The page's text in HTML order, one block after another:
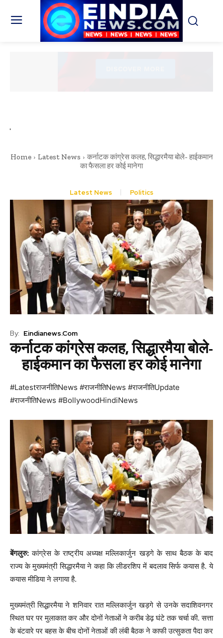
Home Latest News
कर्नाटक कांग्रेस कलह, सिद्धारमैया बोले- हाईकमान
का फैसला हर कोई मानेगा
Latest News Politics
By: Eindianews.com
कर्नाटक कांग्रेस कलह, सिद्धारमैया बोले-
हाईकमान का फैसला हर कोई मानेगा
#LatestराजनीतिNews #राजनीतिNews #राजनीतिUpdate
#राजनीतिNews #BollywoodHindiNews
बेंगलुरु: कांग्रेस के राष्ट्रीय अध्यक्ष मल्लिकार्जुन खड़गे के साथ बैठक के बाद
राज्य के मुख्यमंत्री सिद्धारमैया ने कहा कि लीडरशिप में बदलाव सिर्फ कयास है. ये
कयास मीडिया ने लगाया है.
मुख्यमंत्री सिद्धारमैया ने शनिवार रात मल्लिकार्जुन खड़गे से उनके सदाशिवनगर
स्थित घर पर मुलाकात कर और दोनों नेताओं ने करीब डेढ़ घंटे तक चर्चा की. सत्ता
के बंटवारे पर बहस के बीच दोनों नेताओं की लंबी बैठक ने काफी उत्सुकता पैदा कर